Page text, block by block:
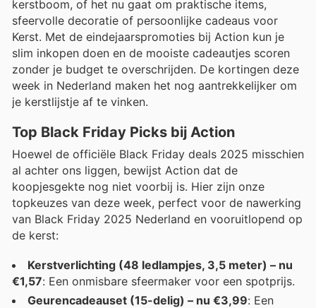
kerstboom, of het nu gaat om praktische items,
sfeervolle decoratie of persoonlijke cadeaus voor
Kerst. Met de eindejaarspromoties bij Action kun je
slim inkopen doen en de mooiste cadeautjes scoren
zonder je budget te overschrijden. De kortingen deze
week in Nederland maken het nog aantrekkelijker om
je kerstlijstje af te vinken.
Top Black Friday Picks bij Action
Hoewel de officiële Black Friday deals 2025 misschien
al achter ons liggen, bewijst Action dat de
koopjesgekte nog niet voorbij is. Hier zijn onze
topkeuzes van deze week, perfect voor de nawerking
van Black Friday 2025 Nederland en vooruitlopend op
de kerst:
Kerstverlichting (48 ledlampjes, 3,5 meter) – nu
€1,57: Een onmisbare sfeermaker voor een spotprijs.
Geurencadeauset (15-delig) – nu €3,99: Een